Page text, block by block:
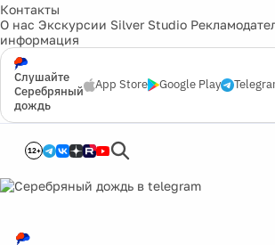
Контакты
О нас Экскурсии Silver Studio
информация
Слушайте
Серебряный
дождь
App Store Google Play
12+